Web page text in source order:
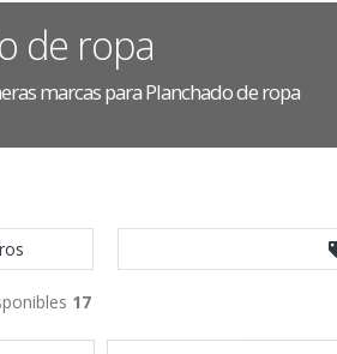
de ropa
marcas para Planchado de ropa
17